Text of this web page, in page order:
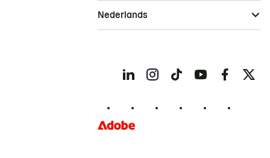
Nederlands